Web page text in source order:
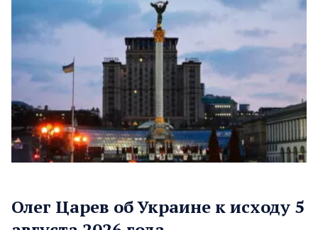
Олег Царев об Украине к исходу 5